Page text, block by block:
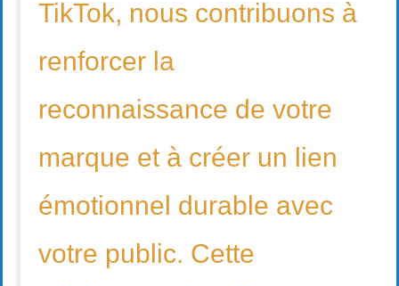
TikTok, nous contribuons à
renforcer la
reconnaissance de votre
marque et à créer un lien
émotionnel durable avec
votre public. Cette